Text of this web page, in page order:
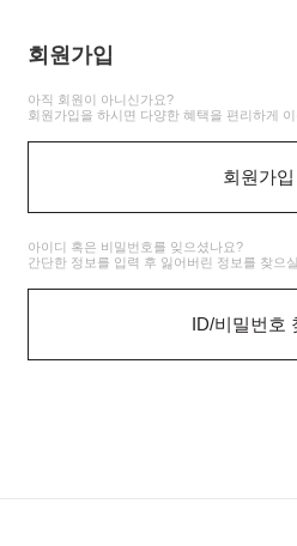
회원가입
아직 회원이 아니신가요?
회원가입을 하시면 다양한 혜택을 편리하게
회원가입
아이디 혹은 비밀번호를 잊으셨나요?
간단한 정보를 입력 후 잃어버린 정보를 찾으
ID/비밀번호